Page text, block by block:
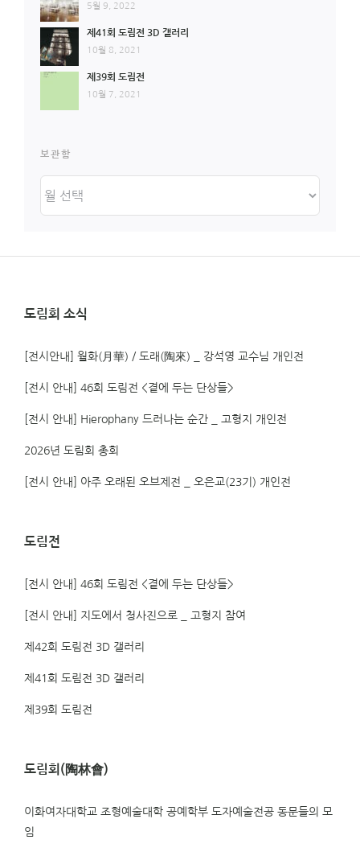
5월 9, 2022
제41회 도림전 3D 갤러리
10월 8, 2021
제39회 도림전
10월 7, 2021
보관함
관
도림회 소식
[전시안내] 월화(月華) / 도래(陶來) _ 강석영 교수님 개인전
[전시 안내] 46회 도림전 <곁에 두는 단상들>
[전시 안내] Hierophany 드러나는 순간 _ 고형지 개인전
2026년 도림회 총회
[전시 안내] 아주 오래된 오브제전 _ 오은교(23기) 개인전
도림전
[전시 안내] 46회 도림전 <곁에 두는 단상들>
[전시 안내] 지도에서 청사진으로 _ 고형지 참여
제42회 도림전 3D 갤러리
제41회 도림전 3D 갤러리
제39회 도림전
도림회(陶林會)
이화여자대학교 조형예술대학 공예학부 도자예술전공 동문들의 모
임